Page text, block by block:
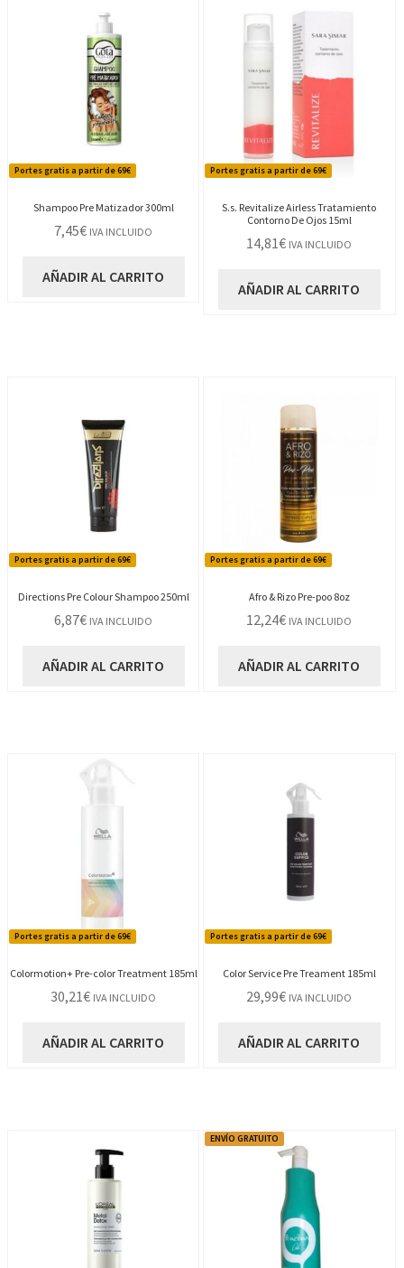
Portes gratis a partir de 69€
Shampoo Pre Matizador 300ml
7,45€ IVA INCLUIDO
AÑADIR AL CARRITO
Portes gratis a partir de 69€
S.s. Revitalize Airless Tratamiento
Contorno De Ojos 15ml
14,81€ IVA INCLUIDO
AÑADIR AL CARRITO
Portes gratis a partir de 69€
Directions Pre Colour Shampoo 250ml
6,87€ IVA INCLUIDO
AÑADIR AL CARRITO
Portes gratis a partir de 69€
Afro & Rizo Pre-poo 8oz
12,24€ IVA INCLUIDO
AÑADIR AL CARRITO
Portes gratis a partir de 69€
Colormotion+ Pre-color Treatment 185ml
30,21€ IVA INCLUIDO
AÑADIR AL CARRITO
Portes gratis a partir de 69€
Color Service Pre Treament 185ml
29,99€ IVA INCLUIDO
AÑADIR AL CARRITO
ENVÍO GRATUITO